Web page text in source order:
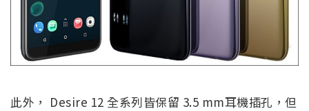
此外， Desire 12 全系列皆保留 3.5 mm耳機插孔，但